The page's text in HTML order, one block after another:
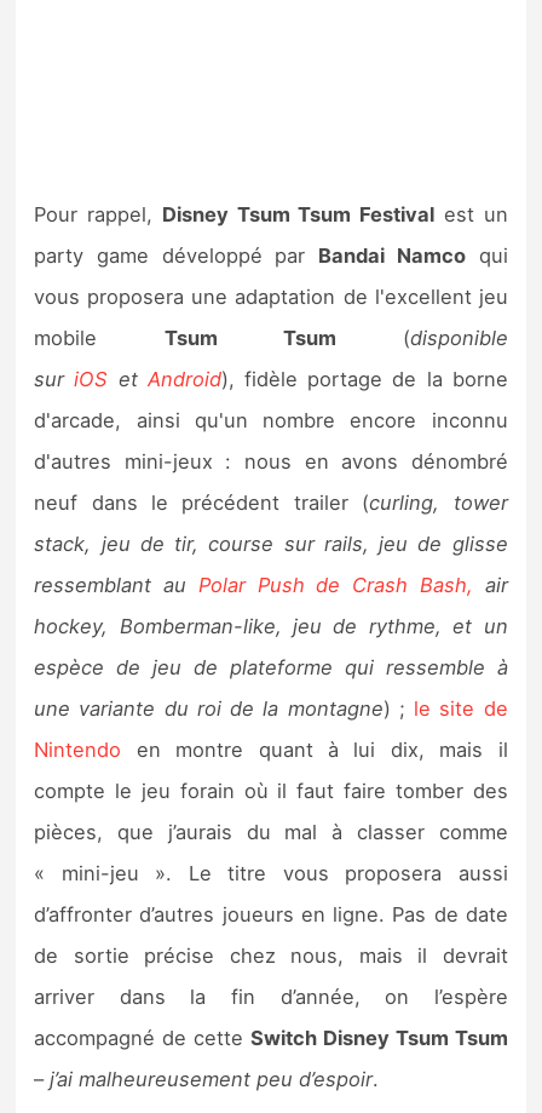
Pour rappel, Disney Tsum Tsum Festival est un
party game développé par Bandai Namcoqui
vous proposera une adaptation de l'excellent jeu
mobile Tsum Tsum (disponible
suriOS et Android), fidèle portage de la borne
d'arcade, ainsi qu'un nombre encore inconnu
d'autres mini-jeux : nous en avons dénombré
neuf dans le précédent trailer (curling, tower
stack, jeu de tir, course sur rails, jeu de glisse
ressemblant au Polar Push de Crash Bash, air
hockey, Bomberman-like, jeu de rythme, et un
espèce de jeu de plateforme qui ressemble à
une variante du roi de la montagne) ; le site de
Nintendo en montre quant à lui dix, mais il
compte le jeu forain où il faut faire tomber des
pièces, que j’aurais du mal à classer comme
« mini-jeu ». Le titre vous proposera aussi
d’affronter d’autres joueurs en ligne. Pas de date
de sortie précise chez nous, mais il devrait
arriver dans la fin d’année, on l’espère
accompagné de cette Switch Disney Tsum Tsum
–j’ai malheureusement peu d’espoir.